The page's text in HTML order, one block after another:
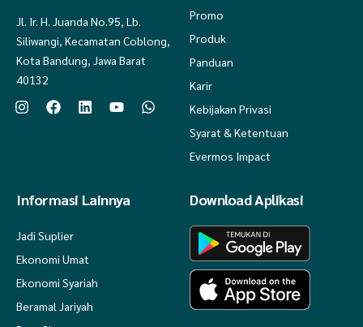
Jl. Ir. H. Juanda No.95, Lb.
Siliwangi, Kecamatan Coblong,
Kota Bandung, Jawa Barat
40132
Promo
Produk
Panduan
Karir
Kebijakan Privasi
Syarat & Ketentuan
Evermos Impact
Informasi Lainnya
Jadi Suplier
Ekonomi Umat
Ekonomi Syariah
Beramal Jariyah
Download Aplikasi